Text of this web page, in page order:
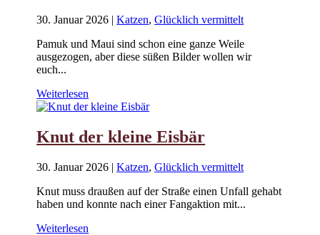
30. Januar 2026 |Katzen,Glücklich vermittelt
Pamuk und Maui sind schon eine ganze Weile
ausgezogen, aber diese süßen Bilder wollen wir
euch...
Weiterlesen
Knut der kleine Eisbär
30. Januar 2026 |Katzen,Glücklich vermittelt
Knut muss draußen auf der Straße einen Unfall gehabt
haben und konnte nach einer Fangaktion mit...
Weiterlesen